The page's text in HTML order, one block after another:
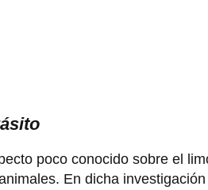
poco conocido sobre el
En dicha